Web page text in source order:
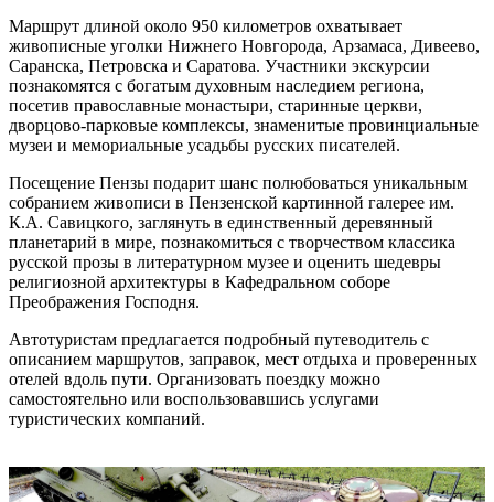
Маршрут длиной около 950 километров охватывает
живописные уголки Нижнего Новгорода, Арзамаса, Дивеево,
Саранска, Петровска и Саратова. Участники экскурсии
познакомятся с богатым духовным наследием региона,
посетив православные монастыри, старинные церкви,
дворцово-парковые комплексы, знаменитые провинциальные
музеи и мемориальные усадьбы русских писателей.
Посещение Пензы подарит шанс полюбоваться уникальным
собранием живописи в Пензенской картинной галерее им.
К.А. Савицкого, заглянуть в единственный деревянный
планетарий в мире, познакомиться с творчеством классика
русской прозы в литературном музее и оценить шедевры
религиозной архитектуры в Кафедральном соборе
Преображения Господня.
Автотуристам предлагается подробный путеводитель с
описанием маршрутов, заправок, мест отдыха и проверенных
отелей вдоль пути. Организовать поездку можно
самостоятельно или воспользовавшись услугами
туристических компаний.